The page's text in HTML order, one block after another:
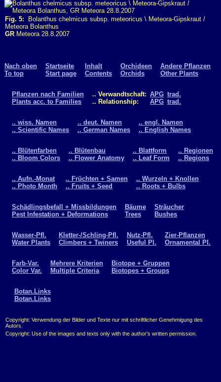
Fig. 5: Bolanthus chelmicus subsp. meteoricus \ Meteora-Gipskraut /
Meteora Bolanthus
GR Meteora 28.8.2007
Nach oben
To top
Startseite
Start page
Inhalt
Contents
Orchideen
Orchids
Andere Pflanzen
Other Plants
Pflanzen nach Familien
Plants acc. to Families
.. Verwandtschaft:
.. Relationship:
APG
APG
trad.
trad.
.. wiss. Namen
.. Scientific Names
.. deut. Namen
.. German Names
.. engl. Namen
.. English Names
.. Blütenfarben
.. Bloom Colors
.. Blütenbau
.. Flower Anatomy
.. Blattform
.. Leaf Form
.. Regionen
.. Regions
.. Aufn.-Monat
.. Photo Month
.. Früchten + Samen
.. Fruits + Seed
.. Wurzeln + Knollen
.. Roots + Bulbs
Schädlingsbefall + Missbildungen
Pest Infestation + Deformations
Bäume
Trees
Sträucher
Bushes
Wasser-Pfl.
Water Plants
Kletter-/Schling-Pfl.
Climbers + Twiners
Nutz-Pfl.
Useful Pl.
Zier-Pflanzen
Ornamental Pl.
Farb-Var.
Color Var.
Mehrere Kriterien
Multiple Criteria
Biotope + Gruppen
Biotopes + Groups
Botan.Links
Botan.Links
Copyright: Verwendung der Bilder und Texte nur mit schriftlicher Genehmigung des
Autors.
Copyright: Use of the images and texts only with the author's written permission.